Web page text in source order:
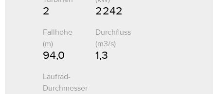
2 2 242
Fallhöhe
(m)
94,0
Durchfluss
(m3/s)
1,3
Laufrad-
Durchmesser